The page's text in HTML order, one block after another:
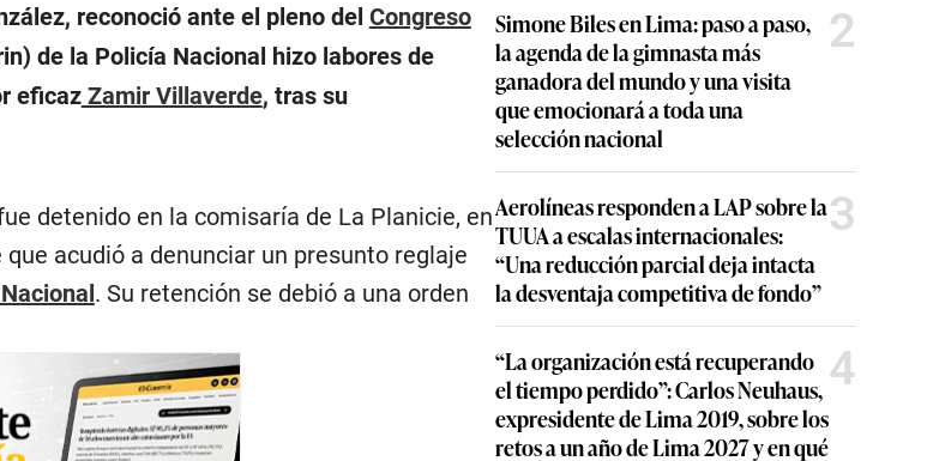
reconoció ante el pleno del Congreso
de la Policía Nacional hizo labores de
eficazZamir Villaverde, tras su
detenido en la comisaría de La Planicie, en
acudió a denunciar un presunto reglaje
. Su retención se debió a una orden
Simone Biles en Lima: paso a paso,
la agenda de la gimnasta más
ganadora del mundo y una visita
que emocionará a toda una
selección nacional
2
Aerolíneas responden a LAP sobre la
TUUA a escalas internacionales:
“Una reducción parcial deja intacta
la desventaja competitiva de fondo”
3
“La organización está recuperando
el tiempo perdido”: Carlos Neuhaus,
expresidente de Lima 2019, sobre los
retos a un año de Lima 2027 y en qué
4